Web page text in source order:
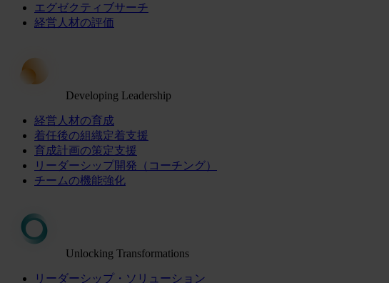
エグゼクティブサーチ
経営人材の評価
Developing Leadership
経営人材の育成
着任後の組織定着支援
育成計画の策定支援
リーダーシップ開発（コーチング）
チームの機能強化
Unlocking Transformations
リーダーシップ・ソリューション